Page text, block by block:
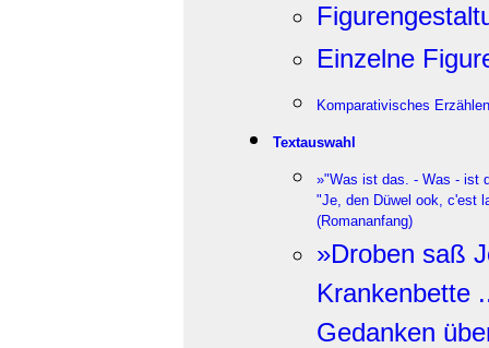
Einzelne
Komparativisches Erzählen
Textauswahl
»"Was ist das. - Was - ist
"Je, den Düwel ook, c'est
(Romananfang)
»Droben saß
Krankenbette
Gedanken